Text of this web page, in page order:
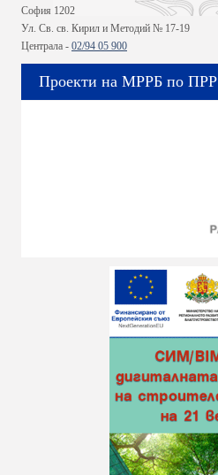
София 1202
Ул. Св. св. Кирил и Методий № 17-19
Централа - 02/94 05 900
Проекти на МРРБ по ПРР